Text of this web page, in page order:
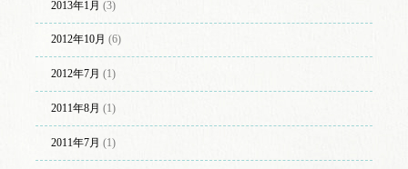
2013年1月 (3)
2012年10月 (6)
2012年7月 (1)
2011年8月 (1)
2011年7月 (1)